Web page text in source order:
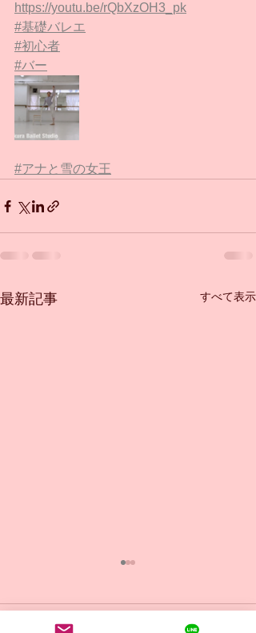
https://youtu.be/rQbXzOH3_pk
#基礎バレエ
#初心者
#バー
#アナと雪の女王
最新記事 すべて表示
コメント